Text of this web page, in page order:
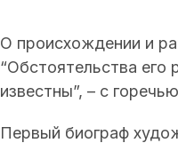
О происхождении и
“Обстоятельства
известны”, – с
Первый биограф